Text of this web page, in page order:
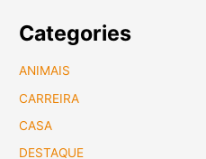
Categories
ANIMAIS
CARREIRA
CASA
DESTAQUE